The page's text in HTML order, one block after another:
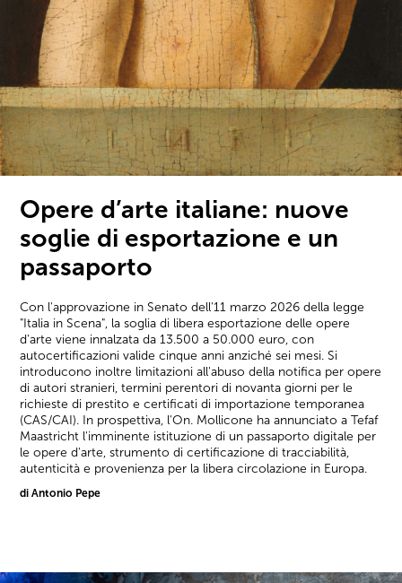
Opere d’arte italiane: nuove
soglie di esportazione e un
passaporto
Con l'approvazione in Senato dell'11 marzo 2026 della legge
"Italia in Scena", la soglia di libera esportazione delle opere
d'arte viene innalzata da 13.500 a 50.000 euro, con
autocertificazioni valide cinque anni anziché sei mesi. Si
introducono inoltre limitazioni all'abuso della notifica per opere
di autori stranieri, termini perentori di novanta giorni per le
richieste di prestito e certificati di importazione temporanea
(CAS/CAI). In prospettiva, l'On. Mollicone ha annunciato a Tefaf
Maastricht l'imminente istituzione di un passaporto digitale per
le opere d'arte, strumento di certificazione di tracciabilità,
autenticità e provenienza per la libera circolazione in Europa.
di Antonio Pepe